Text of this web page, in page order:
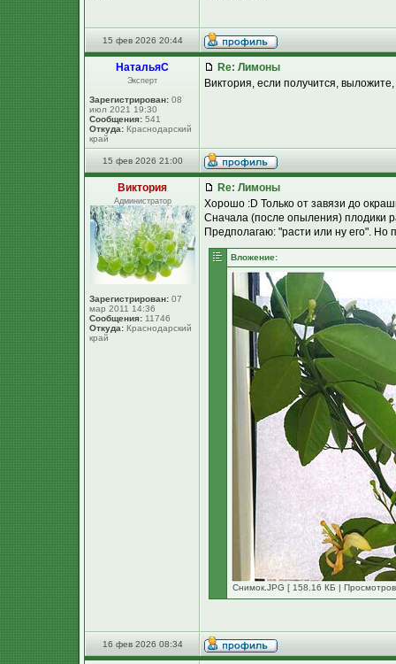
15 фев 2026 20:44
НатальяС
Эксперт
Зарегистрирован: 08
июл 2021 19:30
Сообщения: 541
Откуда: Краснодарский
край
Re: Лимоны
Виктория, если получится,
15 фев 2026 21:00
Виктория
Администратор
Зарегистрирован: 07
мар 2011 14:36
Сообщения: 11746
Откуда: Краснодарский
край
Re: Лимоны
Хорошо :D Только от завязи до
Сначала (после опыления) плодики
Предполагаю: "расти или ну его". Но
Вложение:
Снимок.JPG [ 158.16 КБ |
16 фев 2026 08:34